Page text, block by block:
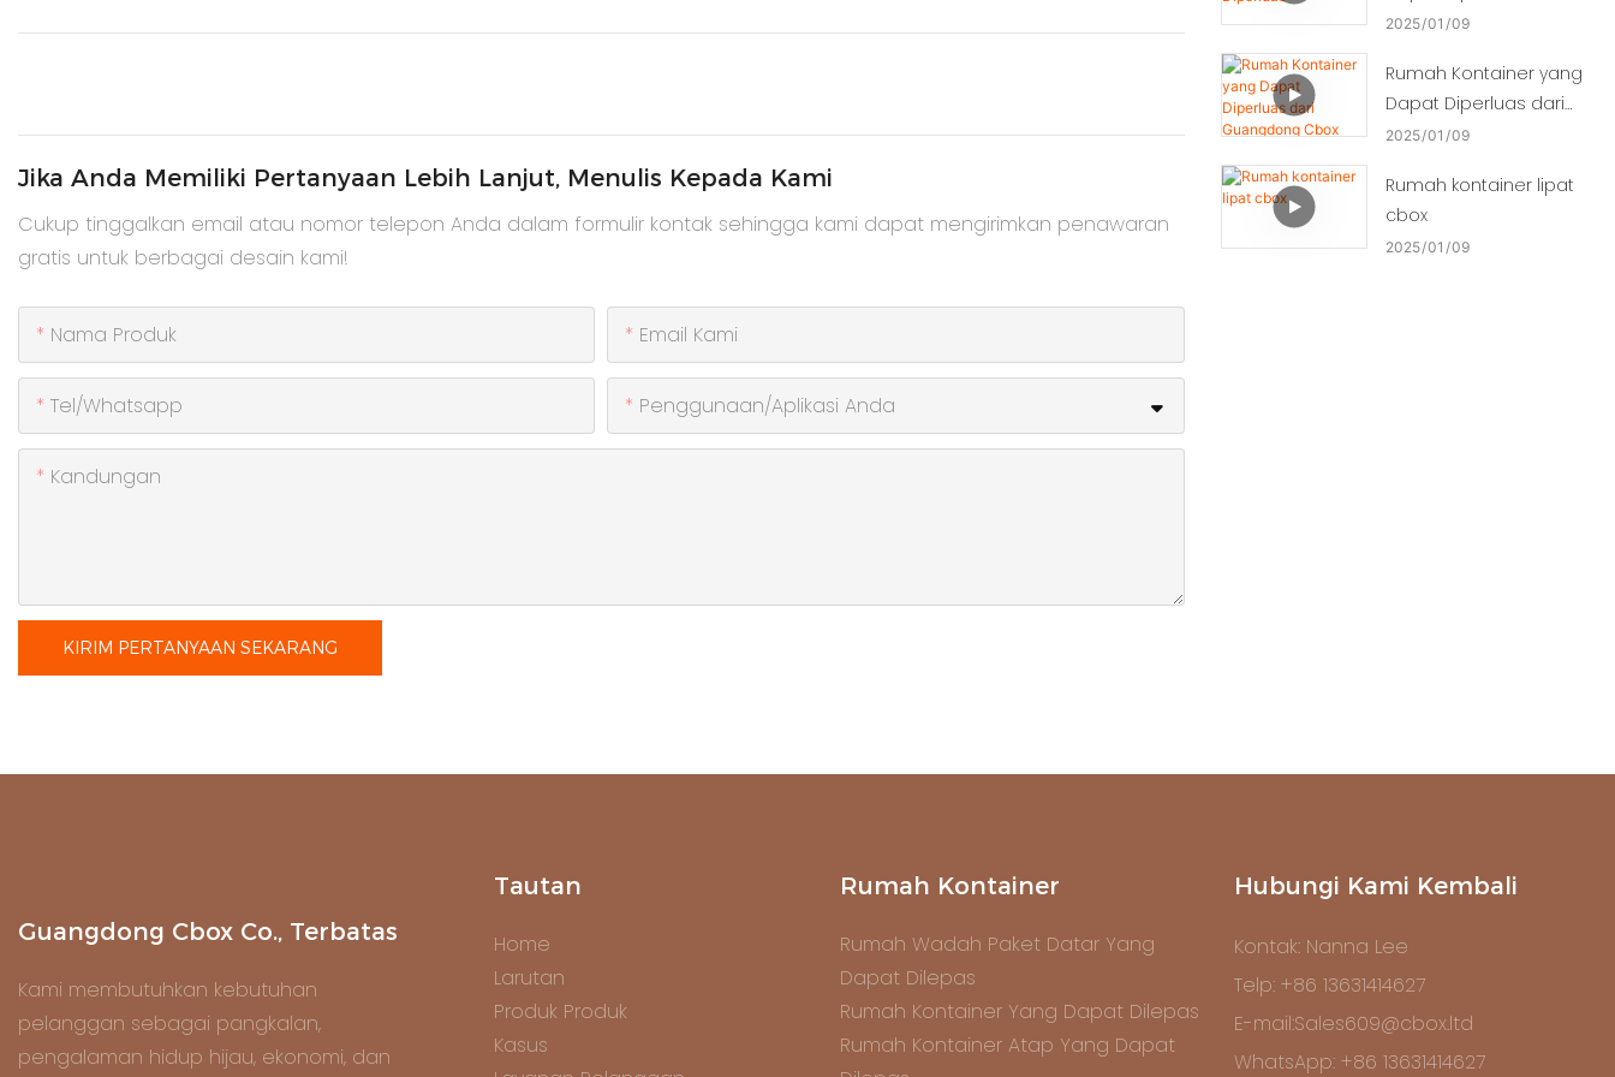
Jika Anda Memiliki Pertanyaan Lebih Lanjut, Menulis Kepada Kami
Cukup tinggalkan email atau nomor telepon Anda dalam formulir kontak sehingga kami dapat mengirimkan penawaran
gratis untuk berbagai desain kami!
Nama Produk Email Kami
Tel/whatsapp Penggunaan/Aplikasi Anda
Kandungan
KIRIM PERTANYAAN SEKARANG
2025 01 09
Rumah Kontainer yang
Dapat Diperluas dari
Guangdong Cbox
2025 01 09
Rumah kontainer lipat
cbox
2025 01 09
Guangdong Cbox Co., Terbatas
Kami membutuhkan kebutuhan
pelanggan sebagai pangkalan,
pengalaman hidup hijau, ekonomi, dan
Tautan
Home
Larutan
Produk Produk
Kasus
Rumah Kontainer
Rumah Wadah Paket Datar Yang
Dapat Dilepas
Rumah Kontainer Yang Dapat Dilepas
Rumah Kontainer Atap Yang Dapat
Hubungi Kami Kembali
Kontak: Nanna Lee
Telp: +86 13631414627
E-mail:Sales609@cbox.ltd
WhatsApp: +86 13631414627